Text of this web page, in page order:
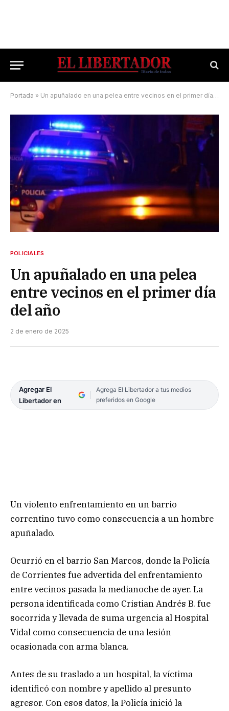
Portada » Un apuñalado en una pelea entre vecinos en el primer día del año
POLICIALES
Un apuñalado en una pelea
entre vecinos en el primer día
del año
2 de enero de 2025
Agregar El
Libertador en
Agrega El Libertador a tus medios
preferidos en Google
Un violento enfrentamiento en un barrio
correntino tuvo como consecuencia a un hombre
apuñalado.
Ocurrió en el barrio San Marcos, donde la Policía
de Corrientes fue advertida del enfrentamiento
entre vecinos pasada la medianoche de ayer. La
persona identificada como Cristian Andrés B. fue
socorrida y llevada de suma urgencia al Hospital
Vidal como consecuencia de una lesión
ocasionada con arma blanca.
Antes de su traslado a un hospital, la víctima
identificó con nombre y apellido al presunto
agresor. Con esos datos, la Policía inició la